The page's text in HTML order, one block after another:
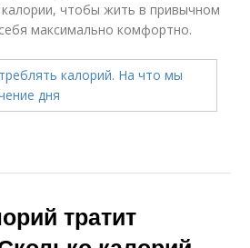
чтобы жить в привычном
максимально комфортно.
тратит